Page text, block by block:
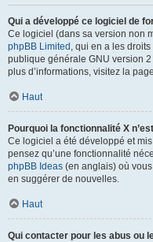
Qui a développé ce logiciel de
Ce logiciel (dans sa version non
phpBB Limited , qui en a les
publique générale GNU version
plus d’informations, visitez la
Haut
Pourquoi la fonctionnalité X
Ce logiciel a été développé et
pensez qu’une fonctionnalité
phpBB Ideas (en anglais) où
en suggérer de nouvelles.
Haut
Qui contacter pour les abus ou